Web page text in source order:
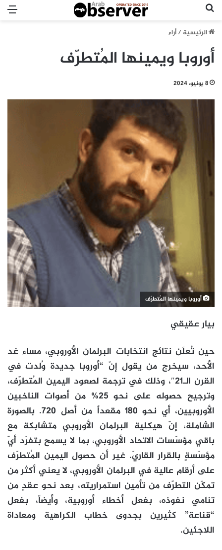
الرئيسية/أراء
أوروبا ويمينها المُتطرّف
8 يونيو، 2024
أوروبا ويمينها المُتطرّف
بيار عقيقي
حين تُعلَن نتائج انتخابات البرلمان الأوروبي، مساء غد
الأحد، سيخرج من يقول إنّ “أوروبا جديدة وُلدت في
القرن الـ21″، وذلك في ترجمة لصعود اليمين المُتطرّف،
وترجيح حصوله على نحو 25% من أصوات الناخبين
الأوروبيين، أي نحو 180 مقعداً من أصل 720. بالصورة
الشاملة، إنّ هيكلية البرلمان الأوروبي متشابكة مع
باقي مؤسّسات الاتحاد الأوروبي، بما لا يسمح بتفرّد أيّ
مؤسّسةٍ بالقرار القاريّ. غير أن حصول اليمين المُتطرّف
على أرقام عالية في البرلمان الأوروبي، لا يعني أكثر من
تمكّن التطرّف من تأمين استمراريته، بعد نحو عقدٍ من
تنامي نفوذه، بفعل أخطاء أوروبية، وأيضاً، بفعل
“قناعة” كثيرين بجدوى خطاب الكراهية ومعاداة
اللاجئين.